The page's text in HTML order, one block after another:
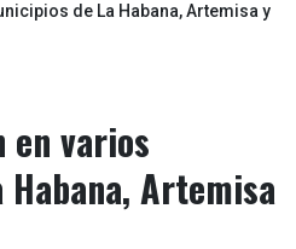
de La Habana, Artemisa y
en varios
Artemisa